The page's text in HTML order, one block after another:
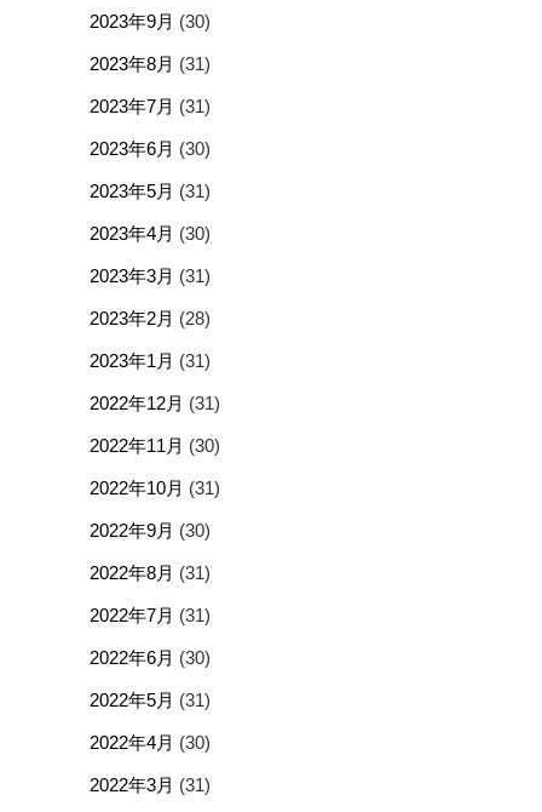
2023年9月 (30)
2023年8月 (31)
2023年7月 (31)
2023年6月 (30)
2023年5月 (31)
2023年4月 (30)
2023年3月 (31)
2023年2月 (28)
2023年1月 (31)
2022年12月 (31)
2022年11月 (30)
2022年10月 (31)
2022年9月 (30)
2022年8月 (31)
2022年7月 (31)
2022年6月 (30)
2022年5月 (31)
2022年4月 (30)
2022年3月 (31)